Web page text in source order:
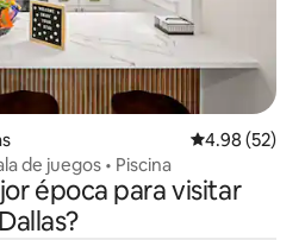
Calificación
4.98 (52)
de juegos • Piscina
época para visitar
Dallas?